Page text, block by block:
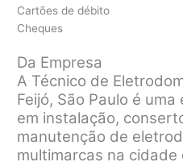
Cartões de débito
Cheques
Da Empresa
A Técnico de
Feijó, São Paulo é
em instalação,
manutenção de
multimarcas na cidade